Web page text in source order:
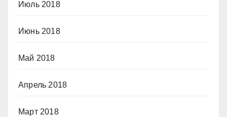
Июль 2018
Июнь 2018
Май 2018
Апрель 2018
Март 2018